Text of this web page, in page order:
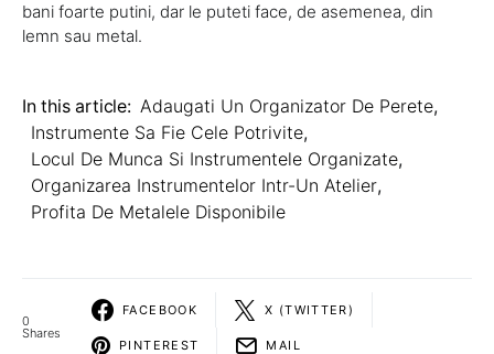
bani foarte putini, dar le puteti face, de asemenea, din
lemn sau metal.
In this article: Adaugati Un Organizator De Perete,
Instrumente Sa Fie Cele Potrivite,
Locul De Munca Si Instrumentele Organizate,
Organizarea Instrumentelor Intr-Un Atelier,
Profita De Metalele Disponibile
0
Shares
FACEBOOK X (TWITTER)
PINTEREST MAIL